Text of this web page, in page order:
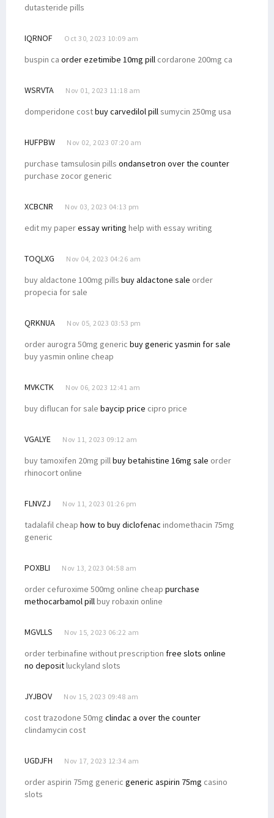
dutasteride pills
IQRNOF Oct 30, 2023 10:09 am
buspin ca order ezetimibe 10mg pill cordarone 200mg ca
WSRVTA Nov 01, 2023 11:18 am
domperidone costbuy carvedilol pillsumycin 250mg usa
HUFPBW Nov 02, 2023 07:20 am
purchase tamsulosin pills ondansetron over the counter
purchase zocor generic
XCBCNR Nov 03, 2023 04:13 pm
edit my paperessay writing help with essay writing
TOQLXG Nov 04, 2023 04:26 am
buy aldactone 100mg pills buy aldactone sale order
propecia for sale
QRKNUA Nov 05, 2023 03:53 pm
order aurogra 50mg generic buy generic yasmin for sale
buy yasmin online cheap
MVKCTK Nov 06, 2023 12:41 am
buy diflucan for sale baycip price cipro price
VGALYE Nov 11, 2023 09:12 am
buy tamoxifen 20mg pillbuy betahistine 16mg sale order
rhinocort online
FLNVZJ Nov 11, 2023 01:26 pm
tadalafil cheap how to buy diclofenac indomethacin 75mg
generic
POXBLI Nov 13, 2023 04:58 am
order cefuroxime 500mg online cheap purchase
methocarbamol pillbuy robaxin online
MGVLLS Nov 15, 2023 06:22 am
order terbinafine without prescription free slots online
no depositluckyland slots
JYJBOV Nov 15, 2023 09:48 am
cost trazodone 50mg clindac a over the counter
clindamycin cost
UGDJFH Nov 17, 2023 12:34 am
order aspirin 75mg generic generic aspirin 75mg casino
slots